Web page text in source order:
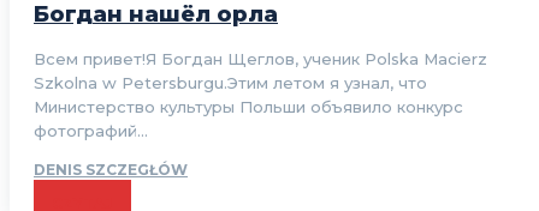
Богдан нашёл орла
Всем привет!Я Богдан Щеглов, ученик Polska Macierz
Szkolna w Petersburgu.Этим летом я узнал, что
Министерство культуры Польши объявило конкурс
фотографий...
DENIS SZCZEGŁÓW